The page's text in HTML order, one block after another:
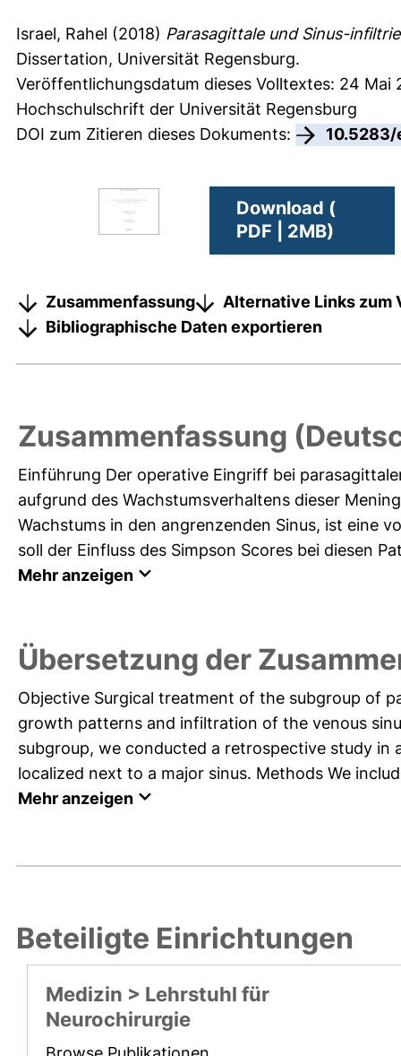
Israel, Rahel (2018) Parasagittale und Sinus-
Dissertation, Universität Regensburg.
Veröffentlichungsdatum dieses Volltextes: 24 Mai
Hochschulschrift der Universität Regensburg
DOI zum Zitieren dieses Dokuments:
Download (
PDF | 2MB)
Zusammenfassung
Alternative Links zum
Bibliographische Daten exportieren
Zusammenfassung
Einführung Der operative Eingriff bei
aufgrund des Wachstumsverhaltens dieser
Wachstums in den angrenzenden Sinus, ist eine
soll der Einfluss des Simpson Scores bei diesen
Mehr anzeigen
Übersetzung der
Objective Surgical treatment of the subgroup of
growth patterns and infiltration of the venous
subgroup, we conducted a retrospective study
localized next to a major sinus. Methods We
Mehr anzeigen
Beteiligte Einrichtungen
Medizin > Lehrstuhl für
Neurochirurgie